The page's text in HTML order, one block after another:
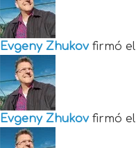
Evgeny Zhukov firmó el
Evgeny Zhukov firmó el